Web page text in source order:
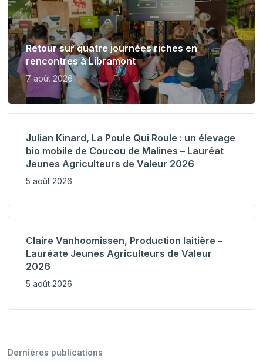
Retour sur quatre journées riches en
rencontres à Libramont
7 août 2026
Julian Kinard, La Poule Qui Roule : un élevage
bio mobile de Coucou de Malines – Lauréat
Jeunes Agriculteurs de Valeur 2026
5 août 2026
Claire Vanhoomissen, Production laitière –
Lauréate Jeunes Agriculteurs de Valeur
2026
5 août 2026
Dernières publications